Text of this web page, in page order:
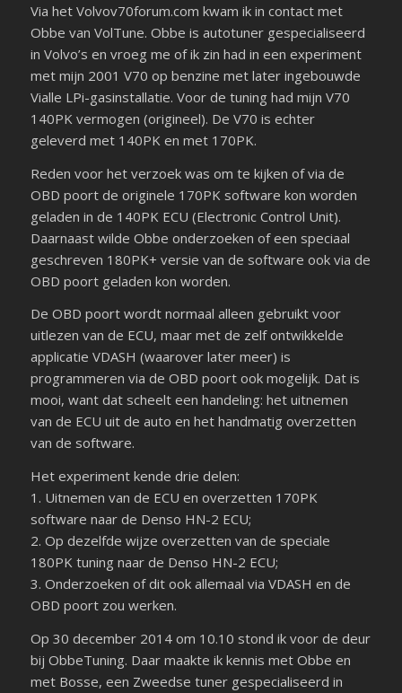
Via het Volvov70forum.com kwam ik in contact met
Obbe van VolTune. Obbe is autotuner gespecialiseerd
in Volvo’s en vroeg me of ik zin had in een experiment
met mijn 2001 V70 op benzine met later ingebouwde
Vialle LPi-gasinstallatie. Voor de tuning had mijn V70
140PK vermogen (origineel). De V70 is echter
geleverd met 140PK en met 170PK.
Reden voor het verzoek was om te kijken of via de
OBD poort de originele 170PK software kon worden
geladen in de 140PK ECU (Electronic Control Unit).
Daarnaast wilde Obbe onderzoeken of een speciaal
geschreven 180PK+ versie van de software ook via de
OBD poort geladen kon worden.
De OBD poort wordt normaal alleen gebruikt voor
uitlezen van de ECU, maar met de zelf ontwikkelde
applicatie VDASH (waarover later meer) is
programmeren via de OBD poort ook mogelijk. Dat is
mooi, want dat scheelt een handeling: het uitnemen
van de ECU uit de auto en het handmatig overzetten
van de software.
Het experiment kende drie delen:
1. Uitnemen van de ECU en overzetten 170PK
software naar de Denso HN-2 ECU;
2. Op dezelfde wijze overzetten van de speciale
180PK tuning naar de Denso HN-2 ECU;
3. Onderzoeken of dit ook allemaal via VDASH en de
OBD poort zou werken.
Op 30 december 2014 om 10.10 stond ik voor de deur
bij ObbeTuning. Daar maakte ik kennis met Obbe en
met Bosse, een Zweedse tuner gespecialiseerd in